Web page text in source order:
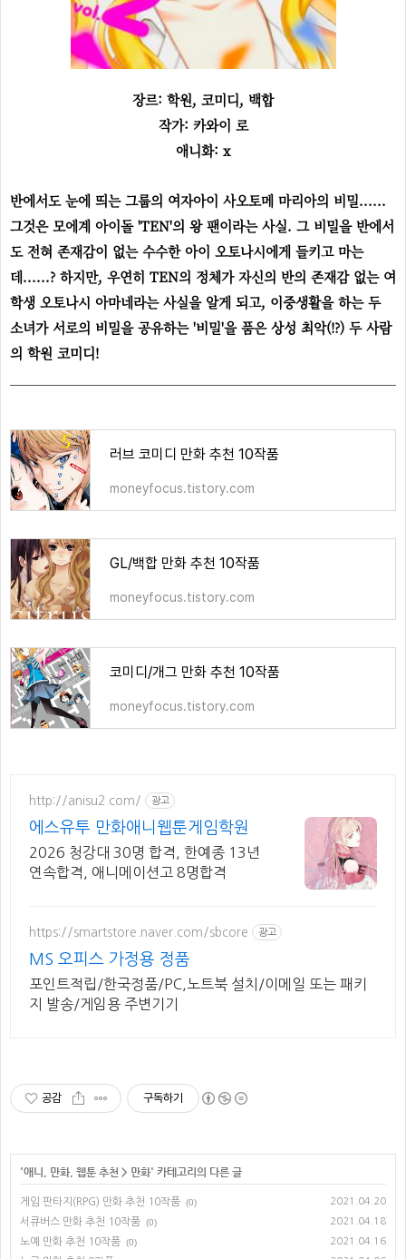
장르: 학원, 코미디, 백합
작가: 카와이 로
애니화: x
반에서도 눈에 띄는 그룹의 여자아이 사오토메 마리아의 비밀......
그것은 모에계 아이돌 'TEN'의 왕 팬이라는 사실. 그 비밀을 반에서
도 전혀 존재감이 없는 수수한 아이 오토나시에게 들키고 마는
데......? 하지만, 우연히 TEN의 정체가 자신의 반의 존재감 없는 여
학생 오토나시 아마네라는 사실을 알게 되고, 이중생활을 하는 두
소녀가 서로의 비밀을 공유하는 '비밀'을 품은 상성 최악(!?) 두 사람
의 학원 코미디!
러브 코미디 만화 추천 10작품
moneyfocus.tistory.com
GL/백합 만화 추천 10작품
moneyfocus.tistory.com
코미디/개그 만화 추천 10작품
moneyfocus.tistory.com
http://anisu2.com/ 광고
에스유투 만화애니웹툰게임학원
2026 청강대 30명 합격, 한예종 13년
연속합격, 애니메이션고 8명합격
https://smartstore.naver.com/sbcore 광고
MS 오피스 가정용 정품
포인트적립/한국정품/PC,노트북 설치/이메일 또는 패키
지 발송/게임용 주변기기
공감 구독하기
'애니, 만화, 웹툰 추천 > 만화' 카테고리의 다른 글
게임 판타지(RPG) 만화 추천 10작품 (0) 2021.04.20
서큐버스 만화 추천 10작품 (0) 2021.04.18
노예 만화 추천 10작품 (0) 2021.04.16